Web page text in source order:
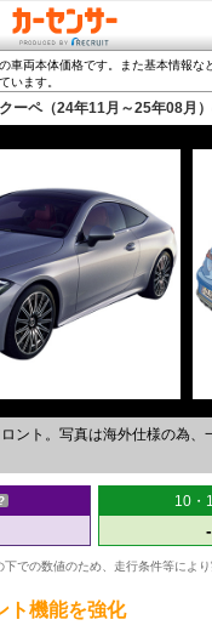
車両本体価格です。また基本情報な
います。
ーペ（24年11月～25年08月
ント。写真は海外仕様の為、
10・
での数値のため、走行条件等によ
ト機能を強化